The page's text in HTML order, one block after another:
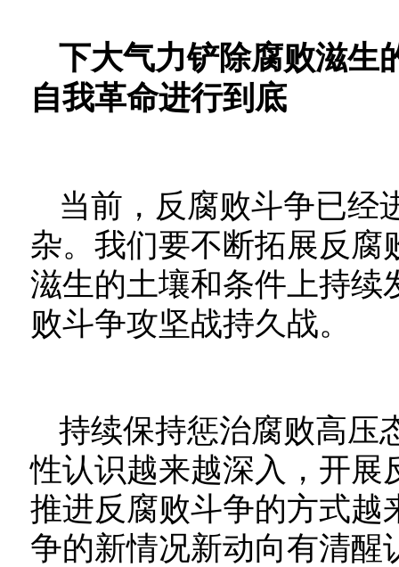
下大气力铲除腐败滋生
自我革命进行到底
当前，反腐败斗争已经
杂。我们要不断拓展反腐
滋生的土壤和条件上持续
败斗争攻坚战持久战。
持续保持惩治腐败高压
性认识越来越深入，开展
推进反腐败斗争的方式越
争的新情况新动向有清醒